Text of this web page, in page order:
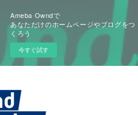
Ameba Owndで
あなただけのホームページやブログをつ
くろう
今すぐ試す